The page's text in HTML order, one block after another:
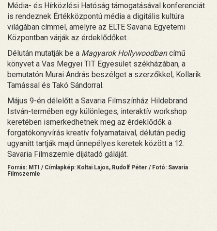
Média- és Hírközlési Hatóság támogatásával konferenciát
is rendeznek Értékközpontú média a digitális kultúra
világában címmel, amelyre az ELTE Savaria Egyetemi
Központban várják az érdeklődőket.
Délután mutatják be a Magyarok Hollywoodbancímű
könyvet a Vas Megyei TIT Egyesület székházában, a
bemutatón Murai András beszélget a szerzőkkel, Kollarik
Tamással és Takó Sándorral.
Május 9-én délelőtt a Savaria Filmszínház Hildebrand
István-termében egy különleges, interaktív workshop
keretében ismerkedhetnek meg az érdeklődők a
forgatókönyvírás kreatív folyamataival, délután pedig
ugyanitt tartják majd ünnepélyes keretek között a 12.
Savaria Filmszemle díjátadó gáláját.
Forrás: MTI / Címlapkép: Koltai Lajos, Rudolf Péter / Fotó: Savaria
Filmszemle